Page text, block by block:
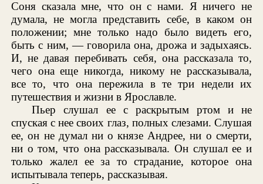
Соня сказала мне, что он с нами. Я ничего не
думала, не могла представить себе, в каком он
положении; мне только надо было видеть его,
быть с ним, — говорила она, дрожа и задыхаясь.
И, не давая перебивать себя, она рассказала то,
чего она еще никогда, никому не рассказывала,
все то, что она пережила в те три недели их
путешествия и жизни в Ярославле.
Пьер слушал ее с раскрытым ртом и не
спуская с нее своих глаз, полных слезами. Слушая
ее, он не думал ни о князе Андрее, ни о смерти,
ни о том, что она рассказывала. Он слушал ее и
только жалел ее за то страдание, которое она
испытывала теперь, рассказывая.